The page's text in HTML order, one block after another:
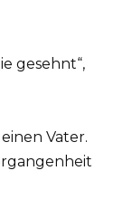
gesehnt“,
Vater.